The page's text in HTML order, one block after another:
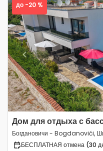
Previous
до -20 %
Дом для отдыха с
Богдановичи - Bogdanovići,
БЕСПЛАТНАЯ отмена (30